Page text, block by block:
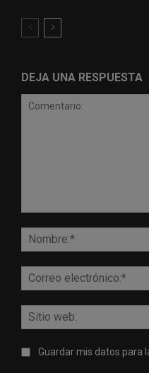
DEJA UNA RESPUESTA
Guardar mis datos para